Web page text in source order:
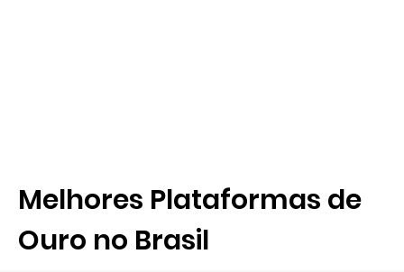
Melhores Plataformas de
Ouro no Brasil